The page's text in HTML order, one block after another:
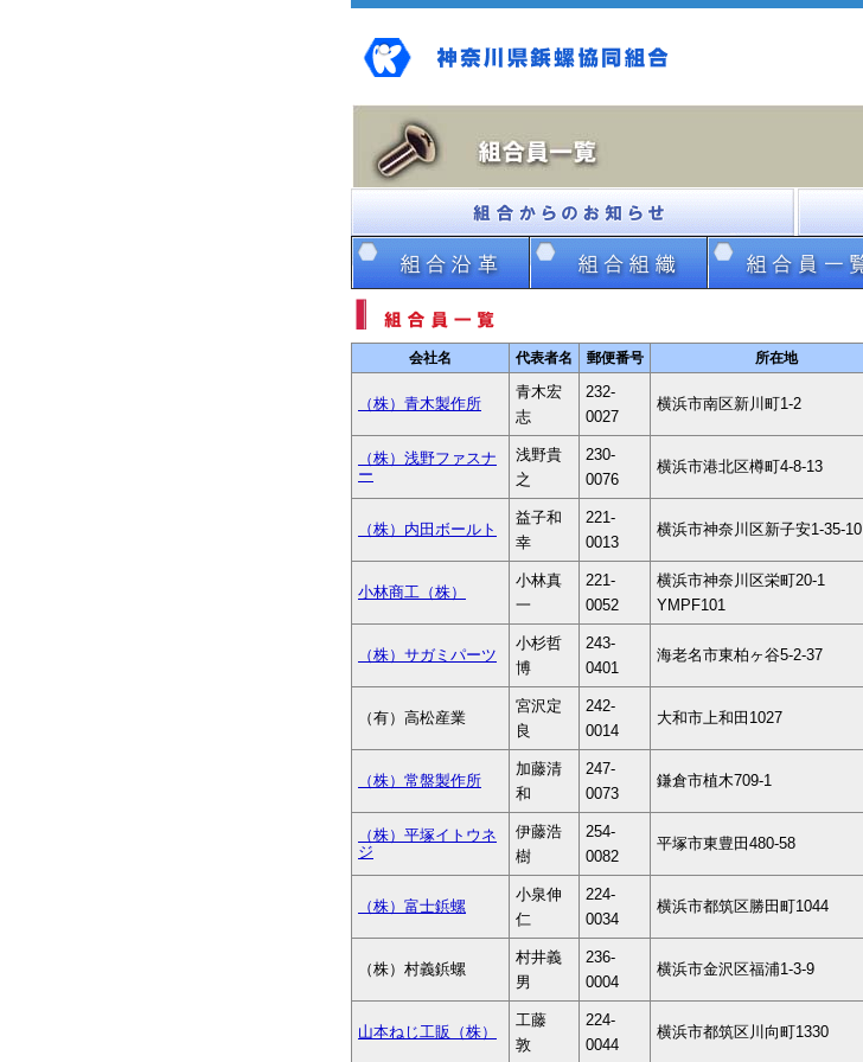
会社名 代表者名 郵便番号 所在地
（株）青木製作所
青木宏
志
232-
0027
横浜市南区新川町1-2
（株）浅野ファスナ
ー
浅野貴
之
230-
0076
横浜市港北区樽町4-8-13
（株）内田ボールト
益子和
幸
221-
0013
横浜市神奈川区新子安1-35-10
小林商工（株）
小林真
一
221-
0052
横浜市神奈川区栄町20-1
YMPF101
（株）サガミパーツ
小杉哲
博
243-
0401
海老名市東柏ヶ谷5-2-37
（有）高松産業
宮沢定
良
242-
0014
大和市上和田1027
（株）常盤製作所
加藤清
和
247-
0073
鎌倉市植木709-1
（株）平塚イトウネ
ジ
伊藤浩
樹
254-
0082
平塚市東豊田480-58
（株）富士鋲螺
小泉伸
仁
224-
0034
横浜市都筑区勝田町1044
（株）村義鋲螺
村井義
男
236-
0004
横浜市金沢区福浦1-3-9
山本ねじ工販（株）
工藤
敦
224-
0044
横浜市都筑区川向町1330